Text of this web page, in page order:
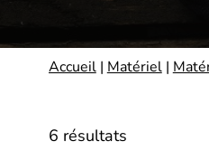
Accueil| Matériel|
6 résultats